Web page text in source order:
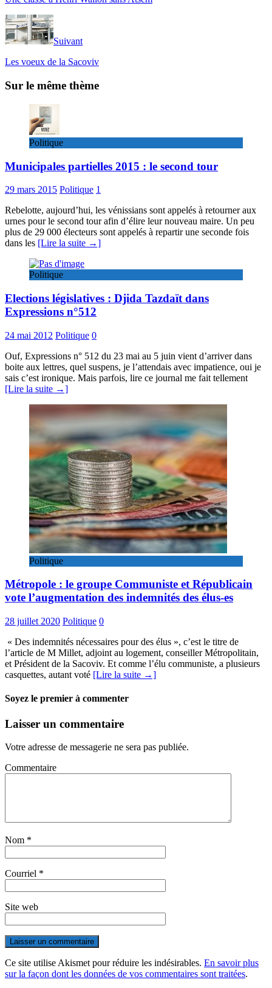
Suivant
Les voeux de la Sacoviv
Sur le même thème
Politique
Municipales partielles 2015 : le second tour
29 mars 2015 Politique 1
Rebelotte, aujourd’hui, les vénissians sont appelés à retourner aux
urnes pour le second tour afin d’élire leur nouveau maire. Un peu
plus de 29 000 électeurs sont appelés à repartir une seconde fois
dans les [Lire la suite →]
Politique
Elections législatives : Djida Tazdaït dans
Expressions n°512
24 mai 2012 Politique 0
Ouf, Expressions n° 512 du 23 mai au 5 juin vient d’arriver dans
boite aux lettres, quel suspens, je l’attendais avec impatience, oui je
sais c’est ironique. Mais parfois, lire ce journal me fait tellement
[Lire la suite →]
Politique
Métropole : le groupe Communiste et Républicain
vote l’augmentation des indemnités des élus-es
28 juillet 2020 Politique 0
« Des indemnités nécessaires pour des élus », c’est le titre de
l’article de M Millet, adjoint au logement, conseiller Métropolitain,
et Président de la Sacoviv. Et comme l’élu communiste, a plusieurs
casquettes, autant voté [Lire la suite →]
Soyez le premier à commenter
Laisser un commentaire
Votre adresse de messagerie ne sera pas publiée.
Commentaire
Nom *
Courriel *
Site web
Ce site utilise Akismet pour réduire les indésirables. En savoir plus
sur la façon dont les données de vos commentaires sont traitées.